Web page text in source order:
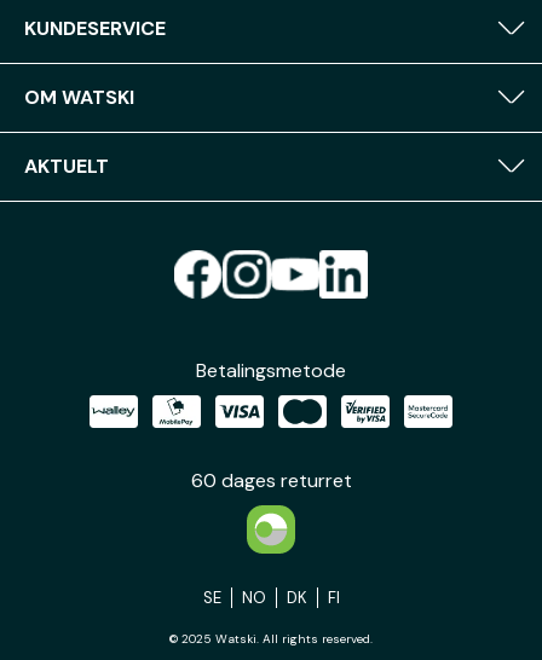
KUNDESERVICE
OM WATSKI
AKTUELT
Betalingsmetode
60 dages returret
SE NO DK FI
© 2025 Watski. All rights reserved.